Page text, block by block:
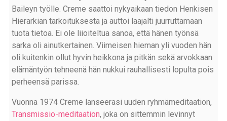
Baileyn työlle. Creme saattoi nykyaikaan tiedon Henkisen
Hierarkian tarkoituksesta ja auttoi laajalti juurruttamaan
tuota tietoa. Ei ole liioiteltua sanoa, että hänen työnsä
sarka oli ainutkertainen. Viimeisen hieman yli vuoden hän
oli kuitenkin ollut hyvin heikkona ja pitkän sekä arvokkaan
elämäntyön tehneenä hän nukkui rauhallisesti lopulta pois
perheensä parissa.
Vuonna 1974 Creme lanseerasi uuden ryhmämeditaation,
Transmissio-meditaation, joka on sittemmin levinnyt